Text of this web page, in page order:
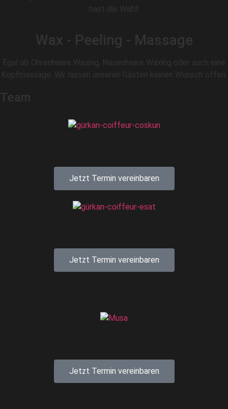
hast die Wahl!
Wax - Peeling - Massage
Egal ob Ohrenhaare Waxing, Nasenhaare Waxing oder auch eine
Kopfmassage. Wir lassen unseren Gästen keinen Wunsch offen.
Team
Jetzt Termin vereinbaren
Jetzt Termin vereinbaren
Jetzt Termin vereinbaren